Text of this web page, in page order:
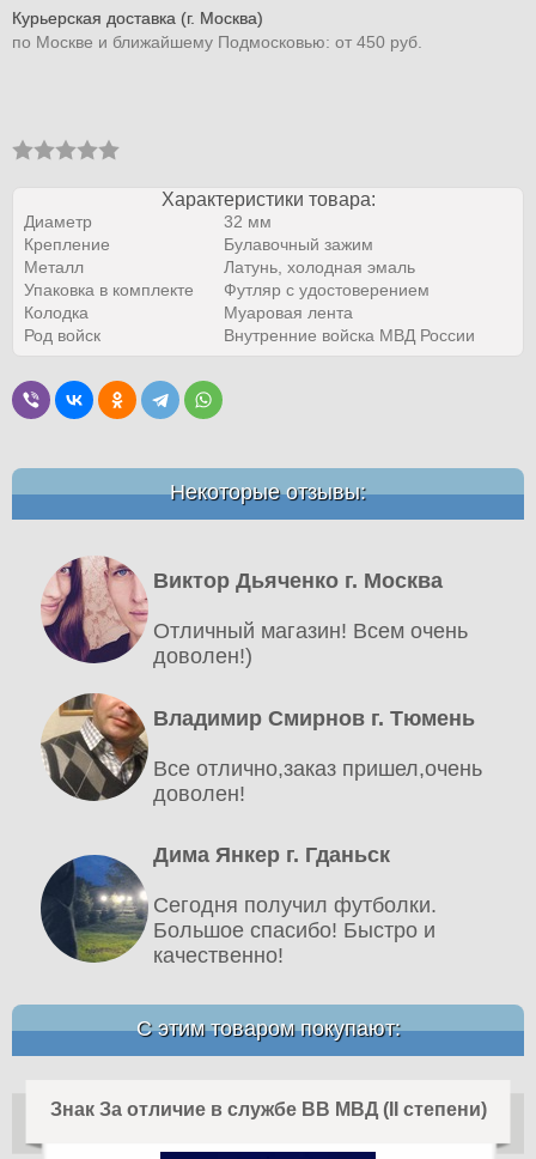
Курьерская доставка (г. Москва)
по Москве и ближайшему Подмосковью: от 450 руб.
Характеристики товара:
Диаметр
32 мм
Крепление
Булавочный зажим
Металл
Латунь, холодная эмаль
Упаковка в комплекте
Футляр с удостоверением
Колодка
Муаровая лента
Род войск
Внутренние войска МВД России
Некоторые отзывы:
Виктор Дьяченко г. Москва
Отличный магазин! Всем очень
доволен!)
Владимир Смирнов г. Тюмень
Все отлично,заказ пришел,очень
доволен!
Дима Янкер г. Гданьск
Сегодня получил футболки.
Большое спасибо! Быстро и
качественно!
С этим товаром покупают:
Знак За отличие в службе ВВ МВД (II степени)